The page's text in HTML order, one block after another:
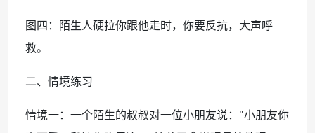
图四：陌生人硬拉你跟他走时，你要反抗，大声呼
救。
二、情境练习
情境一：一个陌生的叔叔对一位小朋友说："小朋友你